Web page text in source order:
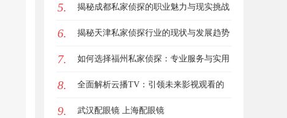
5. 揭秘成都私家侦探的职业魅力与现实挑战
6. 揭秘天津私家侦探行业的现状与发展趋势
7. 如何选择福州私家侦探：专业服务与实用
指南详解
8. 全面解析云播TV：引领未来影视观看的
新体验
9. 武汉配眼镜 上海配眼镜